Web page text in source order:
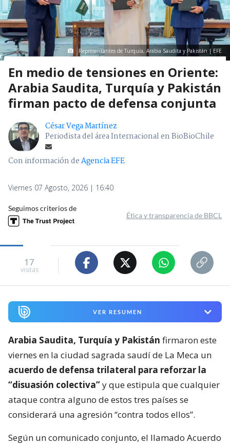
Representantes de Turquía, Arabia Saudita y Pakistán | EFE
En medio de tensiones en Oriente:
Arabia Saudita, Turquía y Pakistán
firman pacto de defensa conjunta
César Vega Martínez
Periodista del área Internacional en BioBioChile
Con información deAgencia EFE
Viernes 07 Agosto, 2026 | 16:40
Seguimos criterios de
Ética y transparencia de BBCL
17
visitas
VER RESUMEN
Arabia Saudita, Turquía y Pakistán firmaron este
viernes en la ciudad sagrada saudí de La Meca un
acuerdo de defensa trilateral para reforzar la
“disuasión colectiva”y que estipula que cualquier
ataque contra alguno de estos tres países se
considerará una agresión “contra todos ellos”.
Según un comunicado conjunto, el llamado Acuerdo